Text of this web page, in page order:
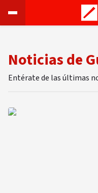
Noticias de
Entérate de las últimas